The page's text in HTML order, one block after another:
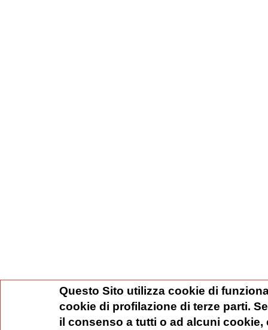
Questo Sito utilizza cookie di
cookie di profilazione di terze parti.
il consenso a tutti o ad alcuni